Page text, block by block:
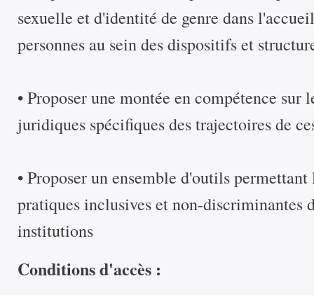
sexuelle et d'identité de genre dans
personnes au sein des dispositifs et
• Proposer une montée en compétence sur
juridiques spécifiques des trajectoires de
• Proposer un ensemble d'outils
pratiques inclusives et non-discriminantes
institutions
Conditions d'accès :